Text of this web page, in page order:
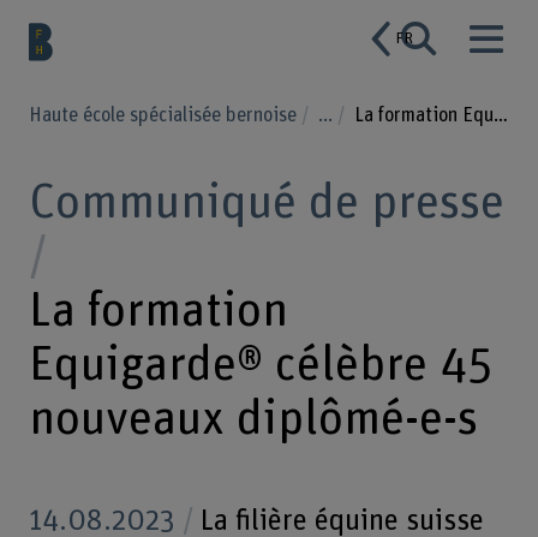
FR
Haute école spécialisée bernoise ... La formation Equigarde® célèbre 45 nouveaux diplômé-e-s
Communiqué de presse
La formation
Equigarde® célèbre 45
nouveaux diplômé-e-s
14.08.2023
La filière équine suisse